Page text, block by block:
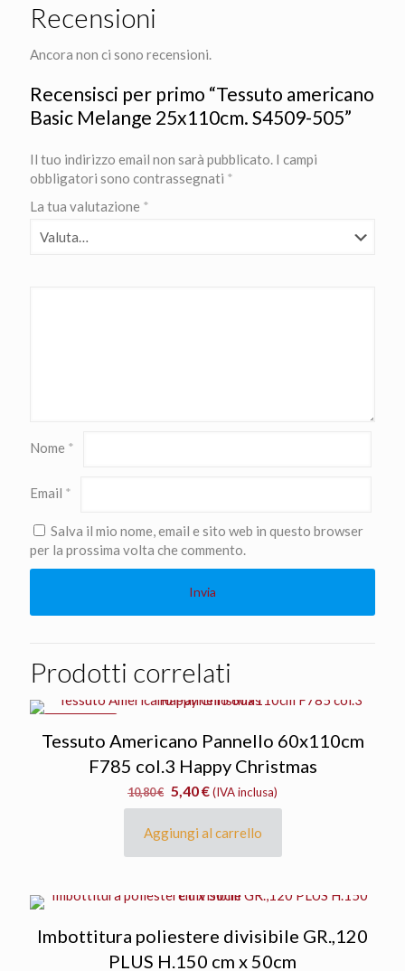
Recensioni
Ancora non ci sono recensioni.
Recensisci per primo “Tessuto americano
Basic Melange 25x110cm. S4509-505”
Il tuo indirizzo email non sarà pubblicato. I campi
obbligatori sono contrassegnati *
La tua valutazione *
Nome *
Email *
Salva il mio nome, email e sito web in questo browser
per la prossima volta che commento.
Prodotti correlati
Tessuto Americano Pannello 60x110cm
F785 col.3 Happy Christmas
10,80€ Il
prezzo
originale
era:
5,40€Il
prezzo
attuale
(IVA inclusa)
Aggiungi al carrello
Imbottitura poliestere divisibile GR.,120
PLUS H.150 cm x 50cm